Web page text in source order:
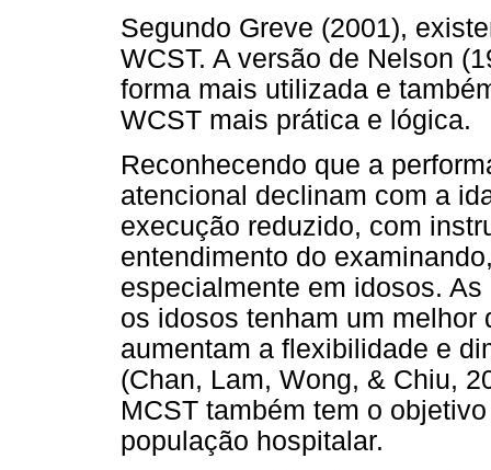
Segundo Greve (2001),
WCST. A versão de Nelson
forma mais utilizada e
WCST mais prática e lógica.
Reconhecendo que a
atencional declinam com a
execução reduzido, com
entendimento do
especialmente em idosos.
os idosos tenham um
aumentam a flexibilidade e
(Chan, Lam, Wong, & Chiu,
MCST também tem o
população hospitalar.